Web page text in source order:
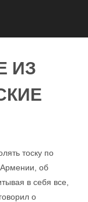
ИЗ
тоску по
об
в себя все,
о